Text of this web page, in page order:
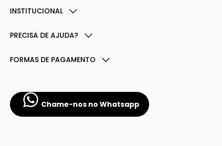
INSTITUCIONAL
PRECISA DE AJUDA?
FORMAS DE PAGAMENTO
Chame-nos no Whatsapp